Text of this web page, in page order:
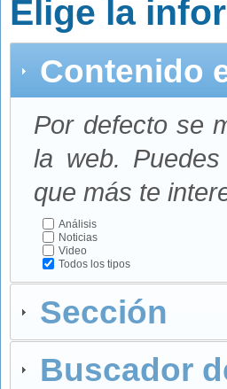
Elige la
Contenido
Por defecto se
la web.
que más te
Análisis
Noticias
Video
Todos los tipos
Sección
Buscador